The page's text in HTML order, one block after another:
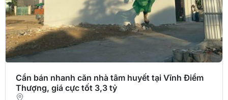
Cần bán nhanh căn nhà tâm huyết tại Vĩnh Điềm
Thượng, giá cực tốt 3,3 tỷ